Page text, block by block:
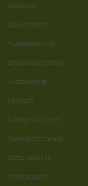
Heizung
Solarstrom
Kundendienst
Stellenangebote
Ausbildung
Marken
Online-Anfrage
Kontaktformular
Datenschutz
Impressum